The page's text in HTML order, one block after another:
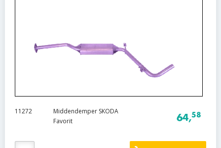
11272
Middendemper SKODA
Favorit
64,58